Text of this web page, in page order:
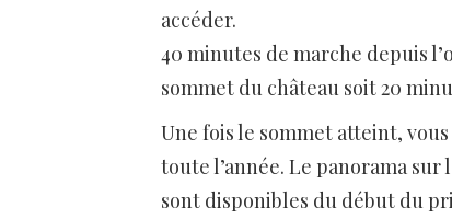
accéder.
40 minutes de marche depuis
sommet du château soit 20
Une fois le sommet atteint,
toute l’année. Le panorama
sont disponibles du début du